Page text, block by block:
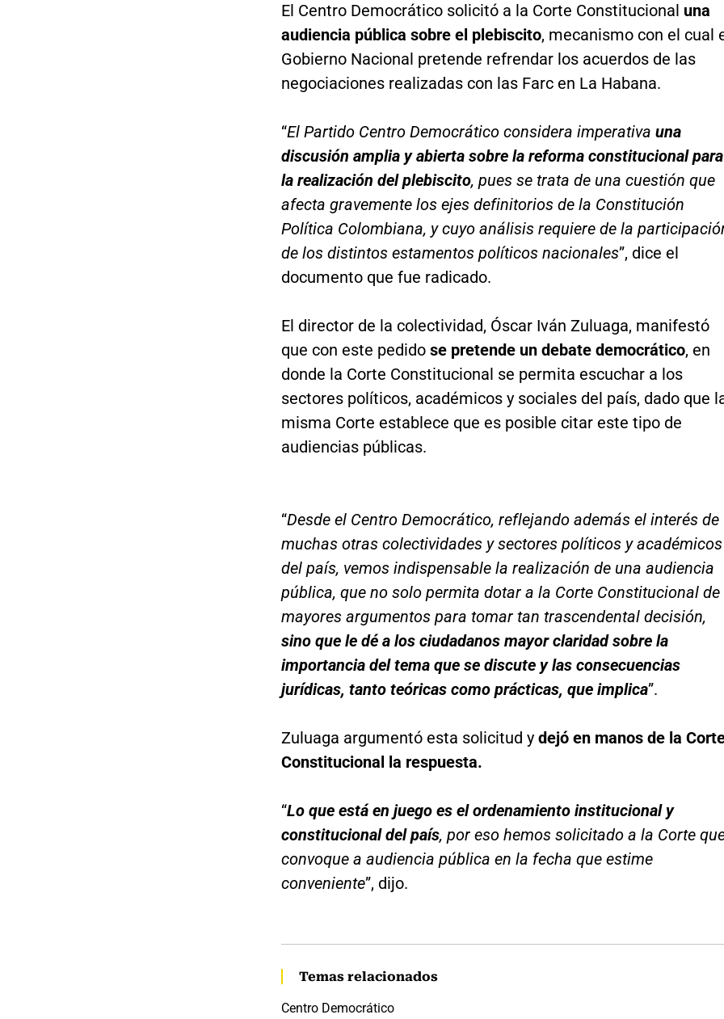
El Centro Democrático solicitó a la Corte Constitucional una
audiencia pública sobre el plebiscito, mecanismo con el cual
Gobierno Nacional pretende refrendar los acuerdos de las
negociaciones realizadas con las Farc en La Habana.
“El Partido Centro Democrático considera imperativa una
discusión amplia y abierta sobre la reforma constitucional para
la realización del plebiscito, pues se trata de una cuestión que
afecta gravemente los ejes definitorios de la Constitución
Política Colombiana, y cuyo análisis requiere de la
de los distintos estamentos políticos nacionales”, dice el
documento que fue radicado.
El director de la colectividad, Óscar Iván Zuluaga, manifestó
que con este pedidose pretende un debate democrático, en
donde la Corte Constitucional se permita escuchar a los
sectores políticos, académicos y sociales del país, dado que
misma Corte establece que es posible citar este tipo de
audiencias públicas.
“Desde el Centro Democrático, reflejando además el interés de
muchas otras colectividades y sectores políticos y académicos
del país, vemos indispensable la realización de una audiencia
pública, que no solo permita dotar a la Corte Constitucional de
mayores argumentos para tomar tan trascendental decisión,
sino que le dé a los ciudadanos mayor claridad sobre la
importancia del tema que se discute y las consecuencias
jurídicas, tanto teóricas como prácticas, que implica”.
Zuluaga argumentó esta solicitud y dejó en manos de la
Constitucional la respuesta.
“Lo que está en juego es el ordenamiento institucional y
constitucional del país, por eso hemos solicitado a la Corte
convoque a audiencia pública en la fecha que estime
conveniente”, dijo.
Temas relacionados
Centro Democrático